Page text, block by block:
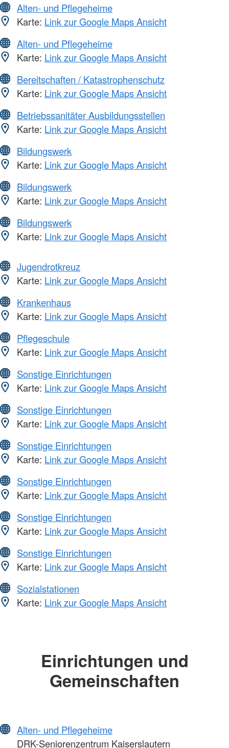
Alten- und Pflegeheime
Karte: Link zur Google Maps Ansicht
Alten- und Pflegeheime
Karte: Link zur Google Maps Ansicht
Bereitschaften / Katastrophenschutz
Karte: Link zur Google Maps Ansicht
Betriebssanitäter Ausbildungsstellen
Karte: Link zur Google Maps Ansicht
Bildungswerk
Karte: Link zur Google Maps Ansicht
Bildungswerk
Karte: Link zur Google Maps Ansicht
Bildungswerk
Karte: Link zur Google Maps Ansicht
Jugendrotkreuz
Karte: Link zur Google Maps Ansicht
Krankenhaus
Karte: Link zur Google Maps Ansicht
Pflegeschule
Karte: Link zur Google Maps Ansicht
Sonstige Einrichtungen
Karte: Link zur Google Maps Ansicht
Sonstige Einrichtungen
Karte: Link zur Google Maps Ansicht
Sonstige Einrichtungen
Karte: Link zur Google Maps Ansicht
Sonstige Einrichtungen
Karte: Link zur Google Maps Ansicht
Sonstige Einrichtungen
Karte: Link zur Google Maps Ansicht
Sonstige Einrichtungen
Karte: Link zur Google Maps Ansicht
Sozialstationen
Karte: Link zur Google Maps Ansicht
Einrichtungen und
Gemeinschaften
Alten- und Pflegeheime
DRK-Seniorenzentrum Kaiserslautern